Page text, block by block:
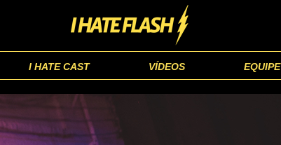
I HATE CAST VÍDEOS EQUIPE